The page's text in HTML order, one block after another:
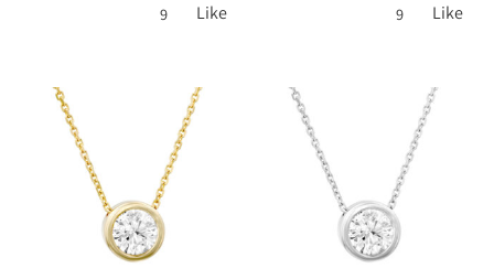
Like
9
Like
9